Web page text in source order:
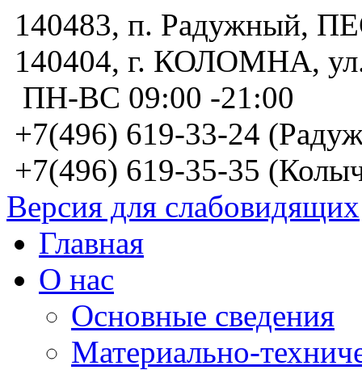
140483, п. Радужный,
140404, г. КОЛОМНА,
ПН-ВС 09:00 -21:00
+7(496) 619-33-24
+7(496) 619-35-35
Версия для слабовидящих
Главная
О нас
Основные сведения
Материально-